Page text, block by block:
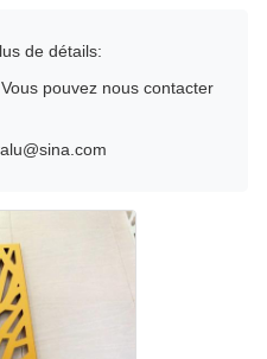
de détails:
pouvez nous contacter